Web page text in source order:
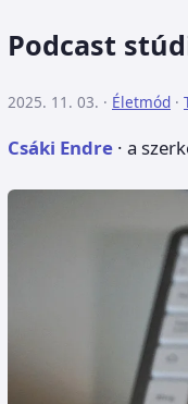
Podcast
2025. 11. 03. · Életmód ·
Csáki Endre · a